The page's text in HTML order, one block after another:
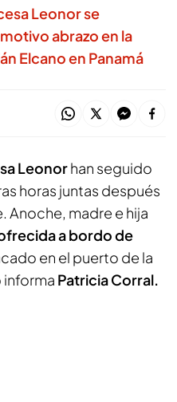
Leonor se
abrazo en la
Elcano en Panamá
Leonorhan seguido
horas juntas después
Anoche, madre e hija
a bordo de
en el puerto de la
informa Patricia Corral.